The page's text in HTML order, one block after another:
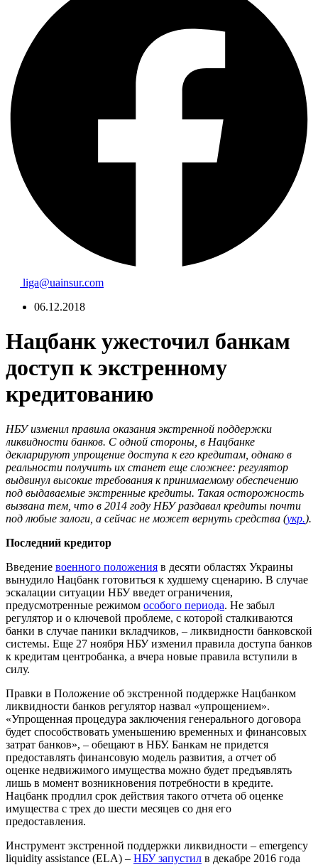
liga@uainsur.com
06.12.2018
Нацбанк ужесточил банкам
доступ к экстренному
кредитованию
НБУ изменил правила оказания экстренной поддержки
ликвидности банков. С одной стороны, в Нацбанке
декларируют упрощение доступа к его кредитам, однако в
реальности получить их станет еще сложнее: регулятор
выдвинул высокие требования к принимаемому обеспечению
под выдаваемые экстренные кредиты. Такая осторожность
вызвана тем, что в 2014 году НБУ раздавал кредиты почти
под любые залоги, а сейчас не может вернуть средства (укр.).
Последний кредитор
Введение военного положения в десяти областях Украины
вынудило Нацбанк готовиться к худшему сценарию. В случае
эскалации ситуации НБУ введет ограничения,
предусмотренные режимом особого периода. Не забыл
регулятор и о ключевой проблеме, с которой сталкиваются
банки в случае паники вкладчиков, – ликвидности банковской
системы. Еще 27 ноября НБУ изменил правила доступа банков
к кредитам центробанка, а вчера новые правила вступили в
силу.
Правки в Положение об экстренной поддержке Нацбанком
ликвидности банков регулятор назвал «упрощением».
«Упрощенная процедура заключения генерального договора
будет способствовать уменьшению временных и финансовых
затрат банков», – обещают в НБУ. Банкам не придется
предоставлять финансовую модель развития, а отчет об
оценке недвижимого имущества можно будет предъявлять
лишь в момент возникновения потребности в кредите.
Нацбанк продлил срок действия такого отчета об оценке
имущества с трех до шести месяцев со дня его
предоставления.
Инструмент экстренной поддержки ликвидности – emergency
liquidity assistance (ELA) – НБУ запустил в декабре 2016 года